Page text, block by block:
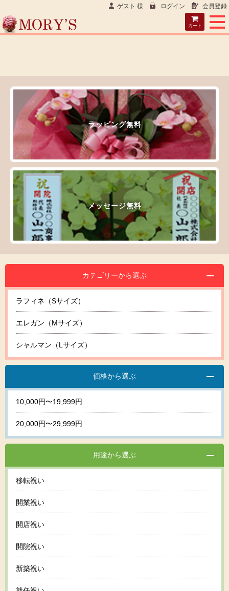
ゲスト 様 ログイン 会員登録
カート
ラッピング無料
メッセージ無料
カテゴリーから選ぶ
ラフィネ（Sサイズ）
エレガン（Mサイズ）
シャルマン（Lサイズ）
価格から選ぶ
10,000円〜19,999円
20,000円〜29,999円
用途から選ぶ
移転祝い
開業祝い
開店祝い
開院祝い
新築祝い